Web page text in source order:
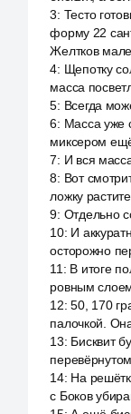
3: Тесто
форму 22
Желтков
4: Щепотку
масса
5: Всегда
6: Масса уже
миксером ещё
7: И вся
8: Вот
ложку
9: Отдельно
10: И
осторожно
11 : В итоге
ровным
12:50, 170
палочкой.
13: Бисквит
14: На
с Боков